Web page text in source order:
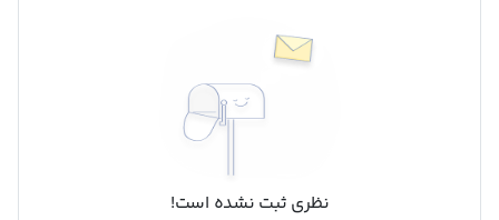
نظری ثبت نشده است!